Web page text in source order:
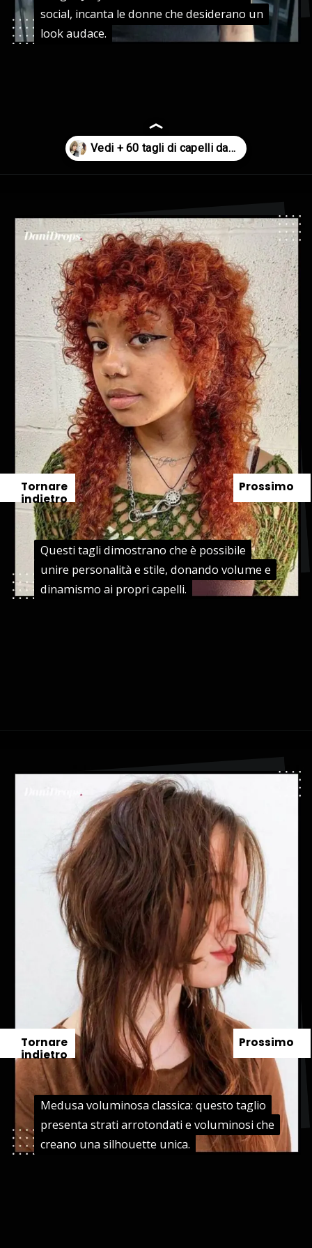
social, incanta le donne che desiderano un
look audace.
social, incanta le donne che desiderano un
look audace.
Questi tagli dimostrano che è possibile
unire personalità e stile, donando volume e
dinamismo ai propri capelli.
Questi tagli dimostrano che è possibile
unire personalità e stile, donando volume e
dinamismo ai propri capelli.
Prossimo
Tornare
indietro
Medusa voluminosa classica: questo taglio
presenta strati arrotondati e voluminosi che
creano una silhouette unica.
Medusa voluminosa classica: questo taglio
presenta strati arrotondati e voluminosi che
creano una silhouette unica.
Prossimo
Tornare
indietro